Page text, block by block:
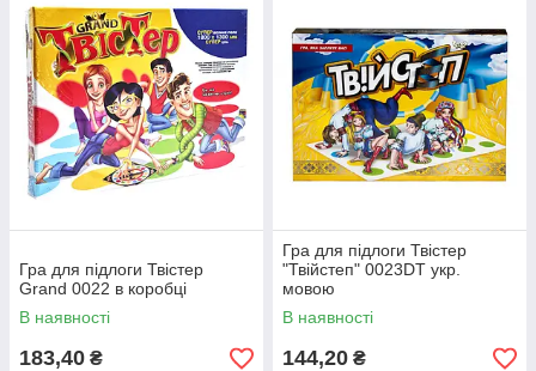
Гра для підлоги Твістер
Grand 0022 в коробці
В наявності
183,40 ₴
Гра для підлоги Твістер
"Твійстеп" 0023DT укр.
мовою
В наявності
144,20 ₴